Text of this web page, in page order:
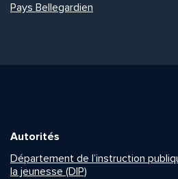
Pays Bellegardien
Autorités
Département de l’instruction
la jeunesse (DIP)